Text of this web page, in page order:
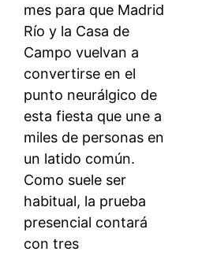
mes para que Madrid
Río y la Casa de
Campo vuelvan a
convertirse en el
punto neurálgico de
esta fiesta que une a
miles de personas en
un latido común.
Como suele ser
habitual, la prueba
presencial contará
con tres